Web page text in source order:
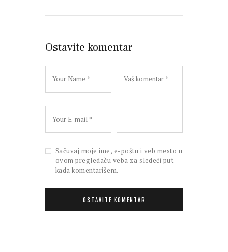
Ostavite komentar
Sačuvaj moje ime, e-poštu i veb mesto u
ovom pregledaču veba za sledeći put
kada komentarišem.